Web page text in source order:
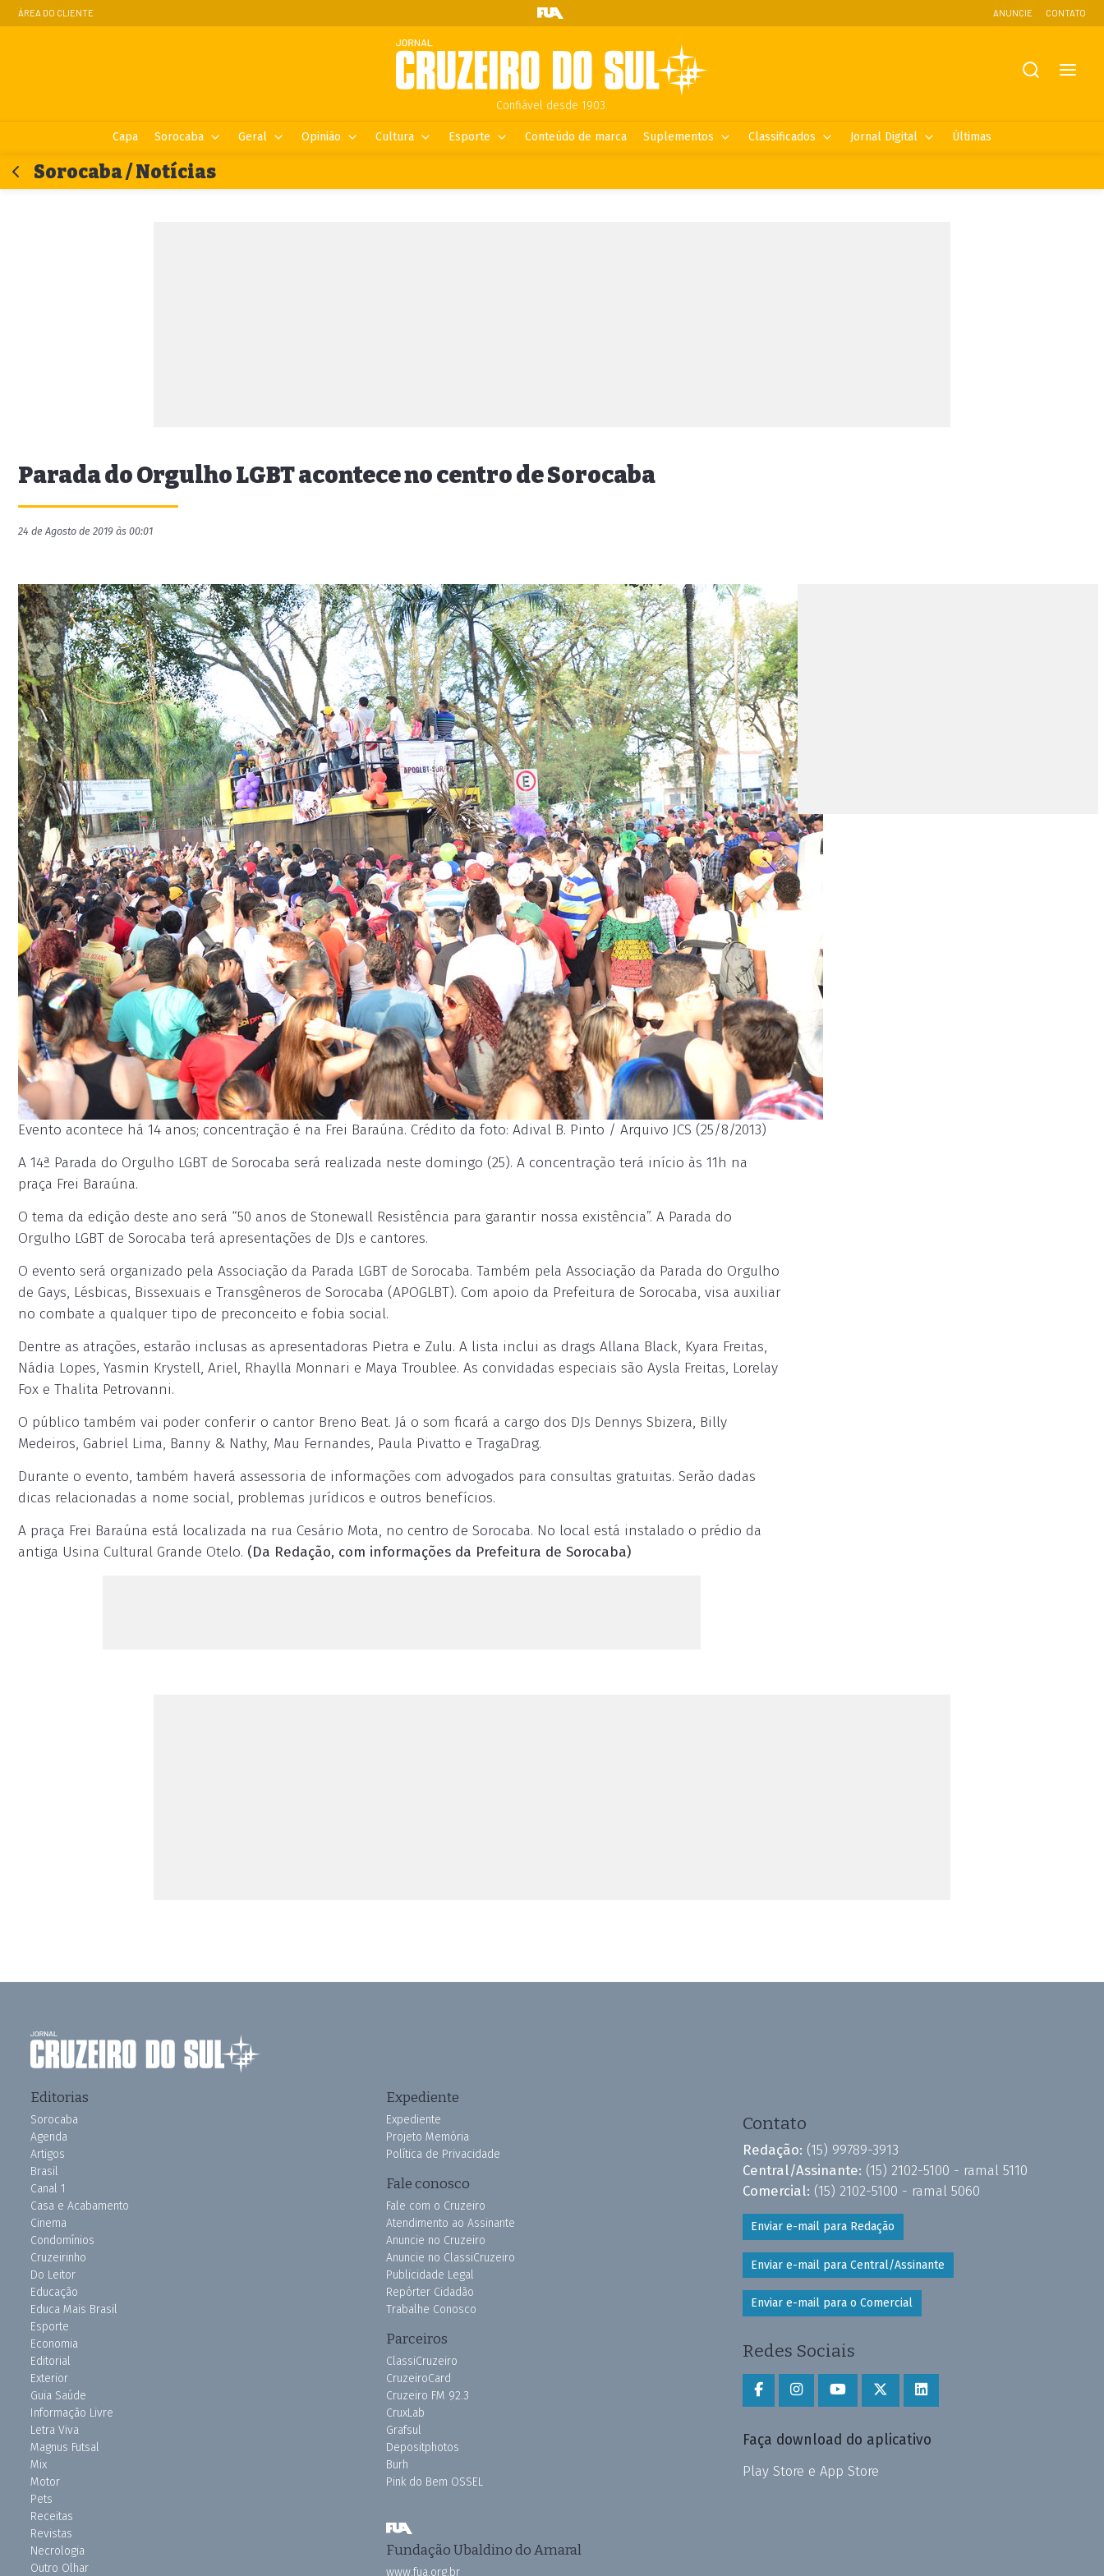
ÁREA DO CLIENTE ANUNCIE CONTATO
Confiável desde 1903.
Capa Sorocaba Geral Opinião Cultura Esporte Conteúdo de marca Suplementos Classificados Jornal Digital Últimas
Sorocaba / Notícias
Parada do Orgulho LGBT acontece no centro de Sorocaba
24 de Agosto de 2019 às 00:01
Evento acontece há 14 anos; concentração é na Frei Baraúna. Crédito da foto: Adival B. Pinto / Arquivo JCS (25/8/2013)
A 14ª Parada do Orgulho LGBT de Sorocaba será realizada neste domingo (25). A concentração terá início às 11h na
praça Frei Baraúna.
O tema da edição deste ano será “50 anos de Stonewall Resistência para garantir nossa existência”. A Parada do
Orgulho LGBT de Sorocaba terá apresentações de DJs e cantores.
O evento será organizado pela Associação da Parada LGBT de Sorocaba. Também pela Associação da Parada do Orgulho
de Gays, Lésbicas, Bissexuais e Transgêneros de Sorocaba (APOGLBT). Com apoio da Prefeitura de Sorocaba, visa auxiliar
no combate a qualquer tipo de preconceito e fobia social.
Dentre as atrações, estarão inclusas as apresentadoras Pietra e Zulu. A lista inclui as drags Allana Black, Kyara Freitas,
Nádia Lopes, Yasmin Krystell, Ariel, Rhaylla Monnari e Maya Troublee. As convidadas especiais são Aysla Freitas, Lorelay
Fox e Thalita Petrovanni.
O público também vai poder conferir o cantor Breno Beat. Já o som ficará a cargo dos DJs Dennys Sbizera, Billy
Medeiros, Gabriel Lima, Banny & Nathy, Mau Fernandes, Paula Pivatto e TragaDrag.
Durante o evento, também haverá assessoria de informações com advogados para consultas gratuitas. Serão dadas
dicas relacionadas a nome social, problemas jurídicos e outros benefícios.
A praça Frei Baraúna está localizada na rua Cesário Mota, no centro de Sorocaba. No local está instalado o prédio da
antiga Usina Cultural Grande Otelo. (Da Redação, com informações da Prefeitura de Sorocaba)
Editorias
Sorocaba
Agenda
Artigos
Brasil
Canal 1
Casa e Acabamento
Cinema
Condomínios
Cruzeirinho
Do Leitor
Educação
Educa Mais Brasil
Esporte
Economia
Editorial
Exterior
Guia Saúde
Informação Livre
Letra Viva
Magnus Futsal
Mix
Motor
Pets
Receitas
Revistas
Necrologia
Outro Olhar
Expediente
Expediente
Projeto Memória
Política de Privacidade
Fale conosco
Fale com o Cruzeiro
Atendimento ao Assinante
Anuncie no Cruzeiro
Anuncie no ClassiCruzeiro
Publicidade Legal
Repórter Cidadão
Trabalhe Conosco
Parceiros
ClassiCruzeiro
CruzeiroCard
Cruzeiro FM 92.3
CruxLab
Grafsul
Depositphotos
Burh
Pink do Bem OSSEL
Fundação Ubaldino do Amaral
www.fua.org.br
Contato
Redação: (15) 99789-3913
Central/Assinante: (15) 2102-5100 - ramal 5110
Comercial: (15) 2102-5100 - ramal 5060
Enviar e-mail para Redação
Enviar e-mail para Central/Assinante
Enviar e-mail para o Comercial
Redes Sociais
Faça download do aplicativo
Play Store e App Store